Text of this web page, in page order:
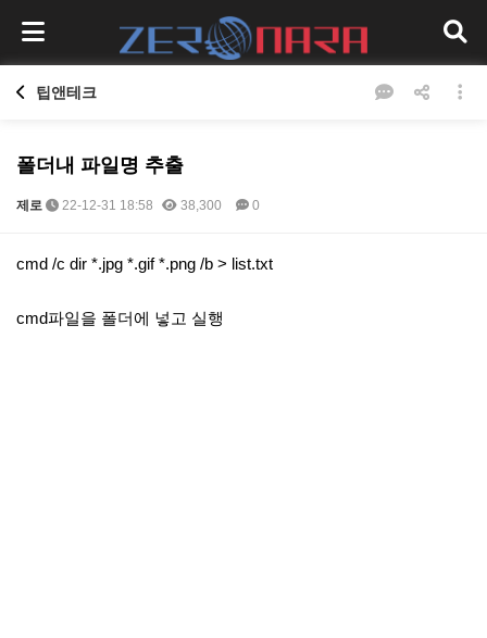
팁앤테크
폴더내 파일명 추출
제로 22-12-31 18:58 38,300 0
본문
cmd /c dir *.jpg *.gif *.png /b > list.txt
cmd파일을 폴더에 넣고 실행